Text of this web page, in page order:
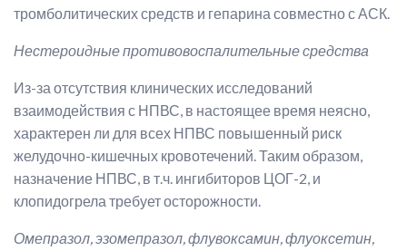
тромболитических средств и гепарина совместно с АСК.
Нестероидные противовоспалительные средства
Из-за отсутствия клинических исследований
взаимодействия с НПВС, в настоящее время неясно,
характерен ли для всех НПВС повышенный риск
желудочно-кишечных кровотечений. Таким образом,
назначение НПВС, в т.ч. ингибиторов ЦОГ-2, и
клопидогрела требует осторожности.
Омепразол, эзомепразол, флувоксамин, флуоксетин,